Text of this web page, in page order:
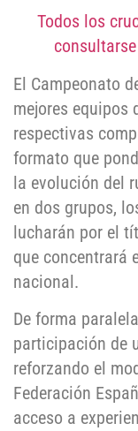
Todos los
El Campeonato
mejores equipos
respectivas
formato que
la evolución del
en dos grupos,
lucharán por el
que concentrará
nacional.
De forma
participación de
reforzando el
Federación
acceso a